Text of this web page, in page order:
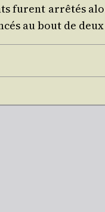
furent arrê­tés
au bout de